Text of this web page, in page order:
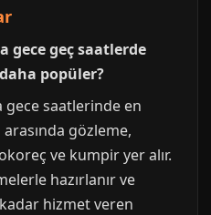
gece geç saatlerde
popüler?
saatlerinde en
gözleme,
ve kumpir yer alır.
hazırlanır ve
hizmet veren